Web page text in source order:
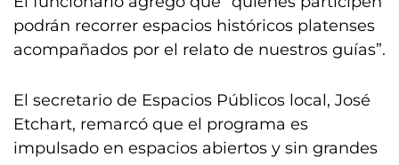
podrán recorrer espacios históricos platenses
acompañados por el relato de nuestros guías”.
El secretario de Espacios Públicos local, José
Etchart, remarcó que el programa es
impulsado en espacios abiertos y sin grandes